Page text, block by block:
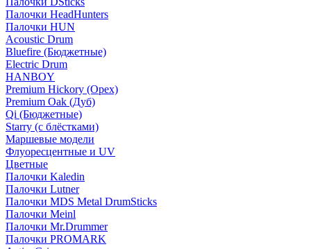
Палочки HeadHunters
Палочки HUN
Acoustic Drum
Bluefire (Бюджетные)
Electric Drum
HANBOY
Premium Hickory (Орех)
Premium Oak (Дуб)
Qi (Бюджетные)
Starry (с блёстками)
Маршевые модели
Флуоресцентные и UV
Цветные
Палочки Kaledin
Палочки Lutner
Палочки MDS Metal DrumSticks
Палочки Meinl
Палочки Mr.Drummer
Палочки PROMARK